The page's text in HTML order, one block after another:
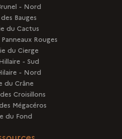
- Nord
Bauges
du Cactus
Rouges
du Cierge
- Sud
- Nord
du Crâne
Croisillons
Mégacéros
du Fond